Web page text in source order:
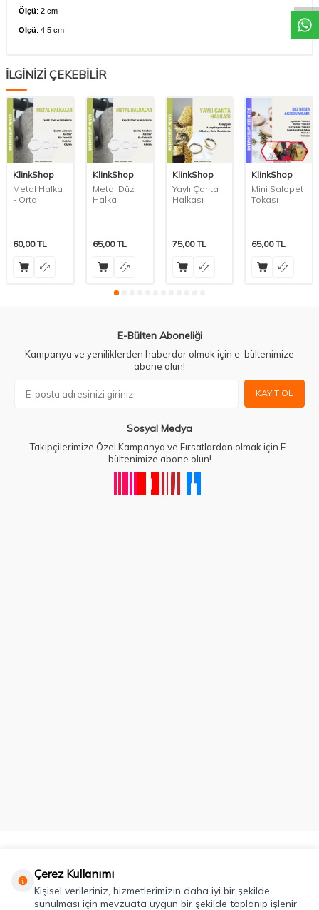
Ölçü: 2 cm
Ölçü: 4,5 cm
İLGİNİZİ ÇEKEBİLİR
KlinkShop
Metal Halka
- Orta
60,00TL
KlinkShop
Metal Düz
Halka
65,00TL
KlinkShop
Yaylı Çanta
Halkası
75,00TL
KlinkShop
Mini Salopet
Tokası
65,00TL
E-Bülten Aboneliği
Kampanya ve yeniliklerden haberdar olmak için e-bültenimize
abone olun!
KAYIT OL
Sosyal Medya
Takipçilerimize Özel Kampanya ve Fırsatlardan olmak için E-
bültenimize abone olun!
Önemli Bilgiler
Çerez Kullanımı
Kişisel verileriniz, hizmetlerimizin daha iyi bir şekilde
sunulması için mevzuata uygun bir şekilde toplanıp işlenir.